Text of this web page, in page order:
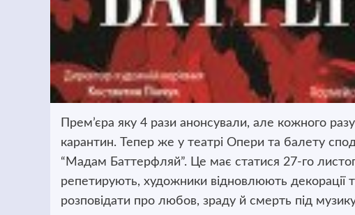
Прем’єра яку 4 рази анонсували, але кожного
карантин. Тепер же у театрі Опери та балету
“Мадам Баттерфляй”. Це має статися 27-го
репетирують, художники відновлюють декорації
розповідати про любов, зраду й смерть під